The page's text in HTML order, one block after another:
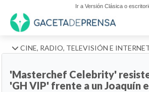
Ir a Versión Clásica o
CINE, RADIO, TELEVISIÓN E
'Masterchef Celebrity'
'GH VIP' frente a un Joaquín